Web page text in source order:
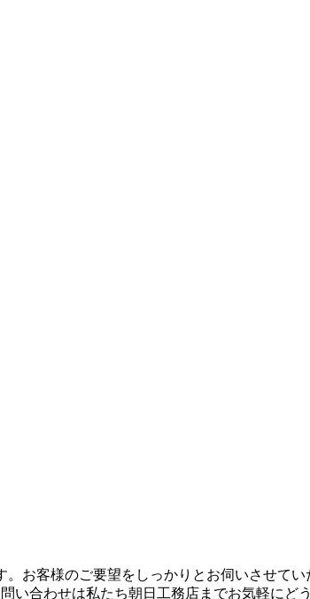
お客様のご要望をしっかりとお伺いさせて
い合わせは私たち朝日工務店までお気軽にどう